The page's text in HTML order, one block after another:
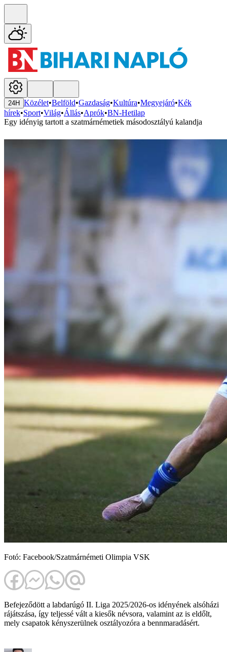
24H Közélet•Belföld•Gazdaság•Kultúra•Megyejáró•Kék
hírek•Sport•Világ•Állás•Aprók•BN-Hetilap
Egy idényig tartott a szatmárnémetiek másodosztályú kalandja
Fotó: Facebook/Szatmárnémeti Olimpia VSK
Befejeződött a labdarúgó II. Liga 2025/2026-os idényének alsóházi
rájátszása, így teljessé vált a kiesők névsora, valamint az is eldőlt,
mely csapatok kényszerülnek osztályozóra a bennmaradásért.